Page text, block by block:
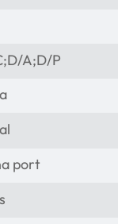
A;D/P
port